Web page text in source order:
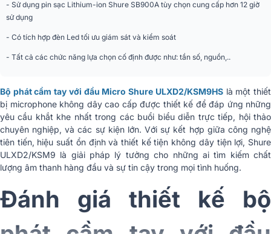
1.5 V
Thời gian sử dụng
đa
1 kHz tại 1% THD
Vỏ Kim loại tổng hợp
Kích thước 256 x 37 mm
Trọng lượng 347g
- Sử dụng pin sạc Lithium-ion Shure SB900A tùy chọn cung cấp hơn 12 giờ
sử dụng
- Có tích hợp đèn Led tối ưu giám sát và kiểm soát
- Tất cả các chức năng lựa chọn cố định được như: tần số, nguồn,..
Bộ phát cầm tay với đầu Micro Shure ULXD2/KSM9HSlà một thiết
bị microphone không dây cao cấp được thiết kế để đáp ứng những
yêu cầu khắt khe nhất trong các buổi biểu diễn trực tiếp, hội thảo
chuyên nghiệp, và các sự kiện lớn. Với sự kết hợp giữa công nghệ
tiên tiến, hiệu suất ổn định và thiết kế tiện không dây tiện lợi, Shure
ULXD2/KSM9 là giải pháp lý tưởng cho những ai tìm kiếm chất
lượng âm thanh hàng đầu và sự tin cậy trong mọi tình huống.
Đánh giá thiết kế bộ